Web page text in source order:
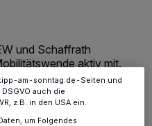
und Schaffrath
aktiv mit.
Dachfläche für eine PV-
so relevant für Sie. Sie können
um Ihre Einstellungen zu
indem Sie auf den Link
Website. Weitere
am-sonntag.de-Seiten und
auch die
z.B. in den USA ein.
um Folgendes